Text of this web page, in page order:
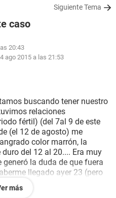
Siguiente Tema
caso
20:43
ago 2015 a las 21:53
buscando tener nuestro
relaciones
fértil) (del 7al 9 de este
(el 12 de agosto) me
color marrón, la
del 12 al 20.... Era muy
la duda de que fuera
llegado ayer 23 (pero
la prueba en sangre y en
que me pueda por favor
más